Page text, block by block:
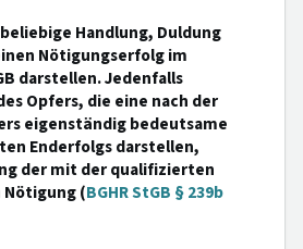
Handlung, Duldung
Nötigungserfolg im
darstellen. Jedenfalls
Opfers, die eine nach der
eigenständig bedeutsame
Enderfolgs darstellen,
der mit der qualifizierten
(BGHR StGB § 239b